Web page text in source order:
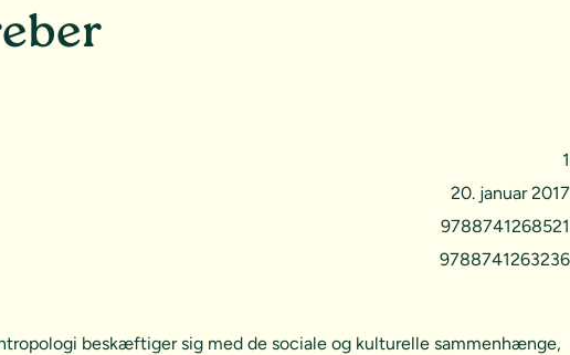
1
20. januar 2017
9788741268521
9788741263236
beskæftiger sig med de sociale og kulturelle sammenhænge,